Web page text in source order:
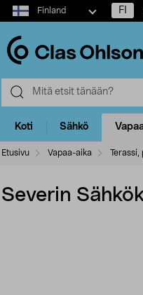
Select
market
Finland FI
Koti Sähkö
Etusivu Vapaa-aika Terassi,
Severin